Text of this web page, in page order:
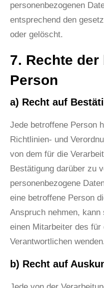
personenbezogenen
entsprechend den
oder gelöscht.
7. Rechte
Person
a) Recht auf
Jede betroffene Person
Richtlinien- und
von dem für die
Bestätigung darüber zu
personenbezogene
eine betroffene Person
Anspruch nehmen,
einen Mitarbeiter des für
Verantwortlichen
b) Recht auf